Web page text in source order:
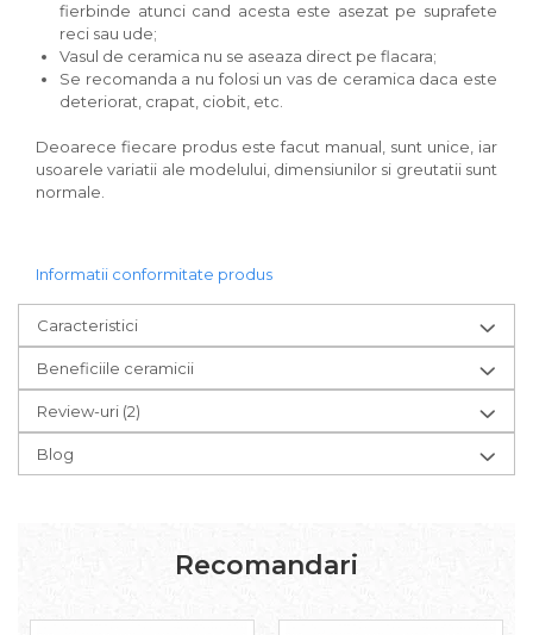
fierbinde atunci cand acesta este asezat pe suprafete
reci sau ude;
Vasul de ceramica nu se aseaza direct pe flacara;
Se recomanda a nu folosi un vas de ceramica daca este
deteriorat, crapat, ciobit, etc.
Deoarece fiecare produs este facut manual, sunt unice, iar
usoarele variatii ale modelului, dimensiunilor si greutatii sunt
normale.
Informatii conformitate produs
Caracteristici
Beneficiile ceramicii
Review-uri (2)
Blog
Recomandari